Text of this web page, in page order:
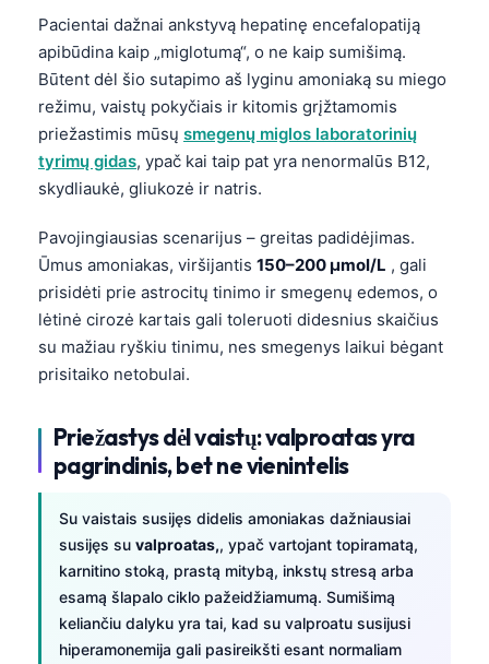
Pacientai dažnai ankstyvą hepatinę encefalopatiją
apibūdina kaip „miglotumą“, o ne kaip sumišimą.
Būtent dėl šio sutapimo aš lyginu amoniaką su miego
režimu, vaistų pokyčiais ir kitomis grįžtamomis
priežastimis mūsų smegenų miglos laboratorinių
tyrimų gidas, ypač kai taip pat yra nenormalūs B12,
skydliaukė, gliukozė ir natris.
Pavojingiausias scenarijus – greitas padidėjimas.
Ūmus amoniakas, viršijantis 150–200 µmol/L , gali
prisidėti prie astrocitų tinimo ir smegenų edemos, o
lėtinė cirozė kartais gali toleruoti didesnius skaičius
su mažiau ryškiu tinimu, nes smegenys laikui bėgant
prisitaiko netobulai.
Priežastys dėl vaistų: valproatas yra
pagrindinis, bet ne vienintelis
Su vaistais susijęs didelis amoniakas dažniausiai
susijęs su valproatas,, ypač vartojant topiramatą,
karnitino stoką, prastą mitybą, inkstų stresą arba
esamą šlapalo ciklo pažeidžiamumą. Sumišimą
keliančiu dalyku yra tai, kad su valproatu susijusi
hiperamonemija gali pasireikšti esant normaliam